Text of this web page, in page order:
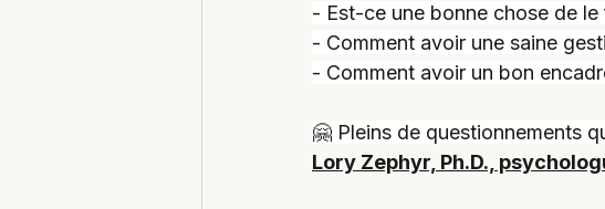
- Est-ce une bonne chose de
- Comment avoir une saine
- Comment avoir un bon
🤗 Pleins de questionnements
Lory Zephyr, Ph.D.,